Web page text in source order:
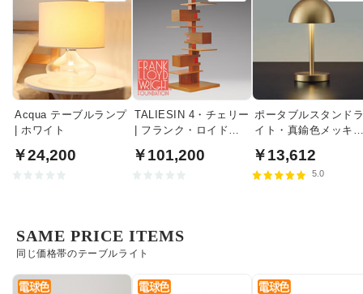
Acqua テーブルランプ
| ホワイト
￥24,200
TALIESIN 4・チェリー
| フランク・ロイド・
￥101,200
ポータブルスタンド
イト・真鍮色メッキ
￥13,612
5.0
同じ価格帯のテーブルライト
SAME PRICE ITEMS